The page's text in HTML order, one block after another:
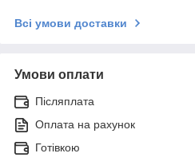
Всі умови доставки
Умови оплати
Післяплата
Оплата на рахунок
Готівкою